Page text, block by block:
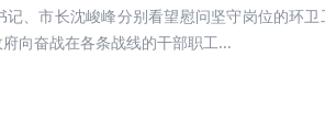
、市长沈峻峰分别看望慰问坚守岗位的环
向奋战在各条战线的干部职工...